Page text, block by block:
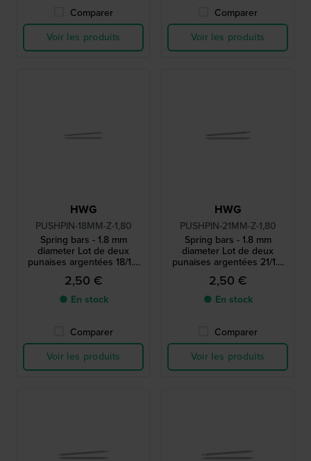
Comparer
Voir les produits
Comparer
Voir les produits
HWG
PUSHPIN-18MM-Z-1,80
Spring bars - 1.8 mm
diameter Lot de deux
punaises argentées 18/1.8
mm
2,50 €
● En stock
Comparer
Voir les produits
HWG
PUSHPIN-21MM-Z-1,80
Spring bars - 1.8 mm
diameter Lot de deux
punaises argentées 21/1.8
mm
2,50 €
● En stock
Comparer
Voir les produits